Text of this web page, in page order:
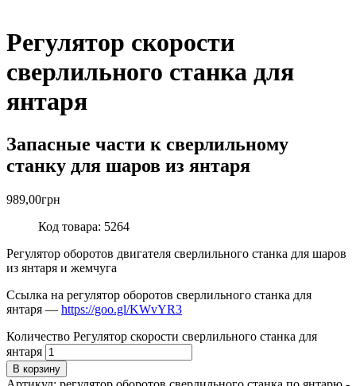
Регулятор скорости
сверлильного станка для
янтаря
Запасные части к сверлильному
станку для шаров из янтаря
989,00грн
Код товара: 5264
Регулятор оборотов двигателя сверлильного станка для шаров
из янтаря и жемчуга
Ссылка на регулятор оборотов сверлильного станка для
янтаря — https://goo.gl/KWvYR3
Количество Регулятор скорости сверлильного станка для
янтаря
В корзину